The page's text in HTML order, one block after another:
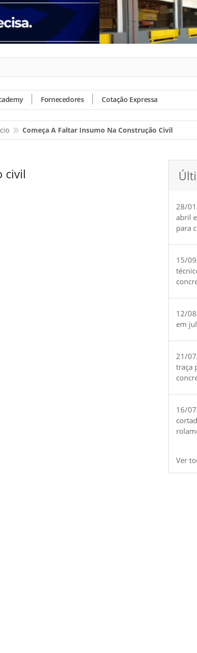
Fornecedores Cotação Expressa
Começa A Faltar Insumo Na Construção Civil
civil
28/
abril
para
15/
12/
em
21/
traça
16/
Ver